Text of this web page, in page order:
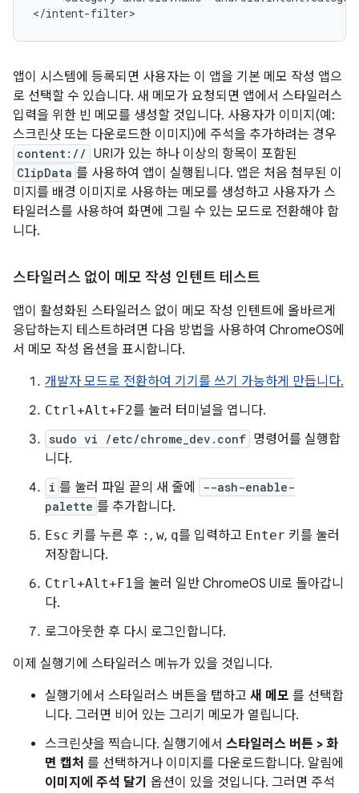
앱이 시스템에 등록되면 사용자는 이 앱을 기본 메모 작성 앱으
로 선택할 수 있습니다. 새 메모가 요청되면 앱에서 스타일러스
입력을 위한 빈 메모를 생성할 것입니다. 사용자가 이미지(예:
스크린샷 또는 다운로드한 이미지)에 주석을 추가하려는 경우
content:// URI가 있는 하나 이상의 항목이 포함된
ClipData 를 사용하여 앱이 실행됩니다. 앱은 처음 첨부된 이
미지를 배경 이미지로 사용하는 메모를 생성하고 사용자가 스
타일러스를 사용하여 화면에 그릴 수 있는 모드로 전환해야 합
니다.
스타일러스 없이 메모 작성 인텐트 테스트
앱이 활성화된 스타일러스 없이 메모 작성 인텐트에 올바르게
응답하는지 테스트하려면 다음 방법을 사용하여 ChromeOS에
서 메모 작성 옵션을 표시합니다.
개발자 모드로 전환하여 기기를 쓰기 가능하게 만듭니다.
Ctrl+Alt+F2를 눌러 터미널을 엽니다.
sudo vi /etc/chrome_dev.conf 명령어를 실행합
니다.
i 를 눌러 파일 끝의 새 줄에
--ash-enable-
palette 를 추가합니다.
Esc 키를 누른 후 : , w, q를 입력하고 Enter 키를 눌러
저장합니다.
Ctrl+Alt+F1을 눌러 일반 ChromeOS UI로 돌아갑니
다.
로그아웃한 후 다시 로그인합니다.
이제 실행기에 스타일러스 메뉴가 있을 것입니다.
실행기에서 스타일러스 버튼을 탭하고 새 메모 를 선택합
니다. 그러면 비어 있는 그리기 메모가 열립니다.
스크린샷을 찍습니다. 실행기에서 스타일러스 버튼 > 화
면 캡처 를 선택하거나 이미지를 다운로드합니다. 알림에
이미지에 주석 달기 옵션이 있을 것입니다. 그러면 주석